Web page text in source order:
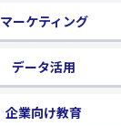
マーケティング
データ活用
企業向け教育